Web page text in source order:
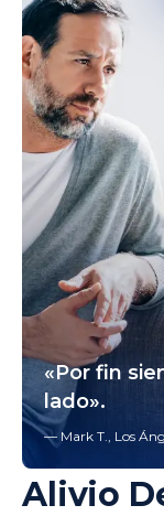
«Por fin
lado».
— Mark T., Los
Alivio